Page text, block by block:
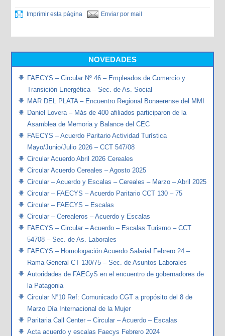
Imprimir esta página Enviar por mail
NOVEDADES
FAECYS – Circular Nº 46 – Empleados de Comercio y
Transición Energética – Sec. de As. Social
MAR DEL PLATA – Encuentro Regional Bonaerense del MMI
Daniel Lovera – Más de 400 afiliados participaron de la
Asamblea de Memoria y Balance del CEC
FAECYS – Acuerdo Paritario Actividad Turística
Mayo/Junio/Julio 2026 – CCT 547/08
Circular Acuerdo Abril 2026 Cereales
Circular Acuerdo Cereales – Agosto 2025
Circular – Acuerdo y Escalas – Cereales – Marzo – Abril 2025
Circular – FAECYS – Acuerdo Paritario CCT 130 – 75
Circular – FAECYS – Escalas
Circular – Cerealeros – Acuerdo y Escalas
FAECYS – Circular – Acuerdo – Escalas Turismo – CCT
54708 – Sec. de As. Laborales
FAECYS – Homologación Acuerdo Salarial Febrero 24 –
Rama General CT 130/75 – Sec. de Asuntos Laborales
Autoridades de FAECyS en el encuentro de gobernadores de
la Patagonia
Circular N°10 Ref: Comunicado CGT a propósito del 8 de
Marzo Día Internacional de la Mujer
Paritaria Call Center – Circular – Acuerdo – Escalas
Acta acuerdo y escalas Faecys Febrero 2024